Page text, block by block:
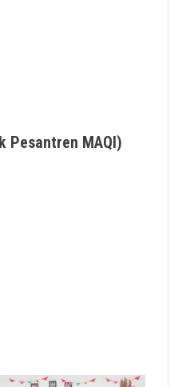
Pesantren MAQI)